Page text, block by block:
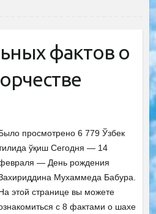
фактов о
просмотрено 6 779 Ўзбек
ўқиш Сегодня — 14
— День рождения
Мухаммеда Бабура.
этой странице вы можете
с 8 фактами о шахе